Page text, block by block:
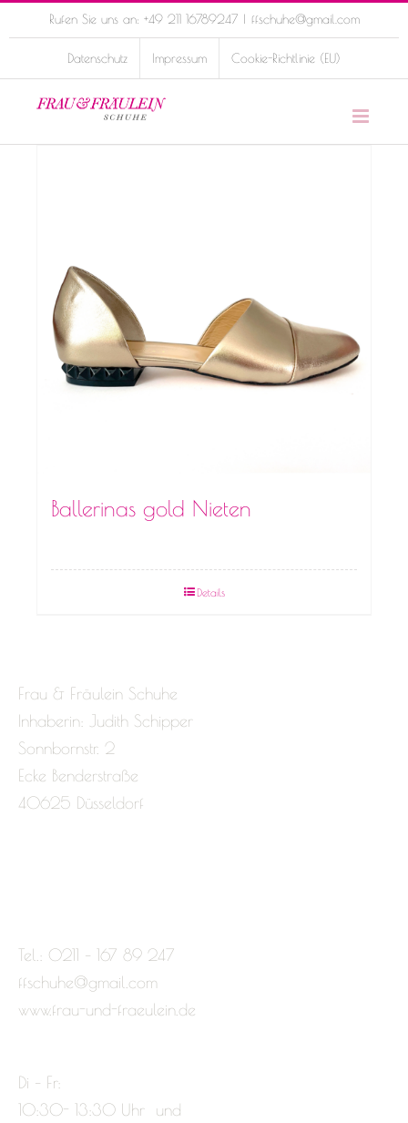
to
Rufen Sie uns an: +49 211 16789247 | ffschuhe@gmail.com
Datenschutz Impressum Cookie-Richtlinie (EU)
Ballerinas gold Nieten
Details
Frau & Fräulein Schuhe
Inhaberin: Judith Schipper
Sonnbornstr. 2
Ecke Benderstraße
40625 Düsseldorf
Tel.: 0211 – 167 89 247
ffschuhe@gmail.com
www.frau-und-fraeulein.de
Di – Fr:
10:30- 13:30 Uhr und